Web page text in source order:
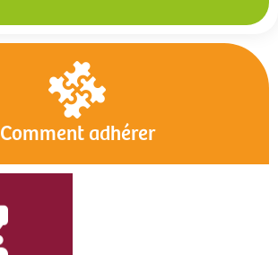
Comment adhérer